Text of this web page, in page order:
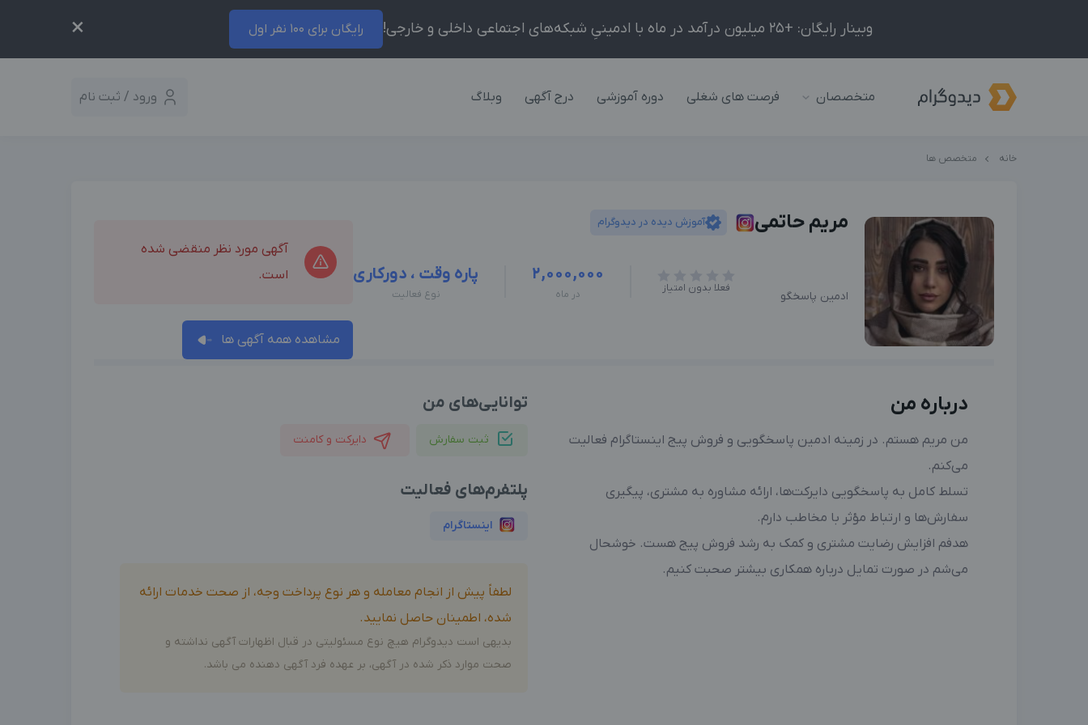
وبینار رایگان: +25 میلیون درآمد در ماه با ادمینیِ شبکه‌های اجتماعی داخلی و خارجی! رایگان برای 100 نفر اول ×
متخصصان فرصت های شغلی دوره آموزشی درج آگهی وبلاگ ورود / ثبت نام
خانه متخصص ها
مریم حاتمی آموزش دیده در دیدوگرام
ادمین پاسخگو
فعلا بدون امتیاز
2,000,000
در ماه
پاره وقت ، دورکاری
نوع فعالیت
آگهی مورد نظر منقضی شده
است.
مشاهده همه آگهی ها
درباره من
من مریم هستم. در زمینه ادمین پاسخگویی و فروش پیج اینستاگرام فعالیت
می‌کنم.
تسلط کامل به پاسخگویی دایرکت‌ها، ارائه مشاوره به مشتری، پیگیری
سفارش‌ها و ارتباط مؤثر با مخاطب دارم.
هدفم افزایش رضایت مشتری و کمک به رشد فروش پیج هست. خوشحال
می‌شم در صورت تمایل درباره همکاری بیشتر صحبت کنیم.
توانایی‌های من
ثبت سفارش دایرکت و کامنت
پلتفرم‌های فعالیت
اینستاگرام
لطفاً پیش از انجام معامله و هر نوع پرداخت وجه، از صحت خدمات ارائه
شده، اطمینان حاصل نمایید.
بدیهی است دیدوگرام هیچ نوع مسئولیتی در قبال اظهارات آگهی نداشته و
صحت موارد ذکر شده در آگهی، بر عهده فرد آگهی دهنده می باشد.